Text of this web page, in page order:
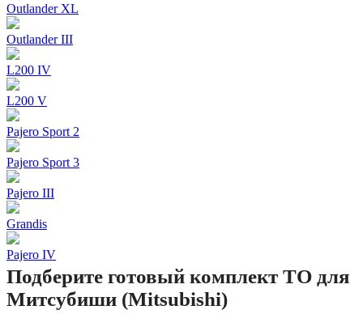
Outlander XL
Outlander III
L200 IV
L200 V
Pajero Sport 2
Pajero Sport 3
Pajero III
Grandis
Pajero IV
Подберите готовый комплект ТО для
Митсубиши (Mitsubishi)